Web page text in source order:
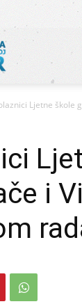
za
održivi
razvoj
UZOR
Ljetne škole
i